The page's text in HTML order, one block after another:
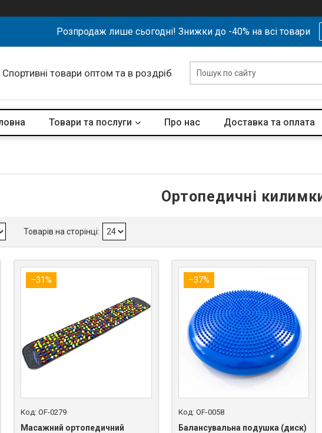
Розпродаж лише сьогодні! Знижки до -40% на всі товари
товари оптом та в роздріб
Товари та послуги Про нас Доставка та оплата
Ортопедичні
–31%
OF-0279
Масажний ортопедичний
–37%
OF-0058
Балансувальна подушка (диск)